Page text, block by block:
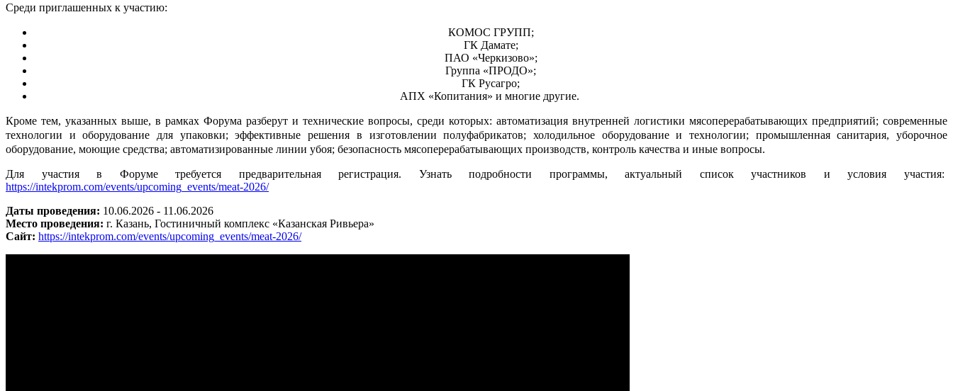
Среди приглашенных к участию:
КОМОС ГРУПП;
ГК Дамате;
ПАО «Черкизово»;
Группа «ПРОДО»;
ГК Русагро;
АПХ «Копитания» и многие другие.
Кроме тем, указанных выше, в рамках Форума разберут и технические вопросы, среди которых: автоматизация внутренней логистики мясоперерабатывающих предприятий; современные
технологии и оборудование для упаковки; эффективные решения в изготовлении полуфабрикатов; холодильное оборудование и технологии; промышленная санитария, уборочное
оборудование, моющие средства; автоматизированные линии убоя; безопасность мясоперерабатывающих производств, контроль качества и иные вопросы.
Для участия в Форуме требуется предварительная регистрация. Узнать подробности программы, актуальный список участников и условия участия:
https://intekprom.com/events/upcoming_events/meat-2026/
Даты проведения: 10.06.2026 - 11.06.2026
Место проведения: г. Казань, Гостиничный комплекс «Казанская Ривьера»
Сайт: https://intekprom.com/events/upcoming_events/meat-2026/